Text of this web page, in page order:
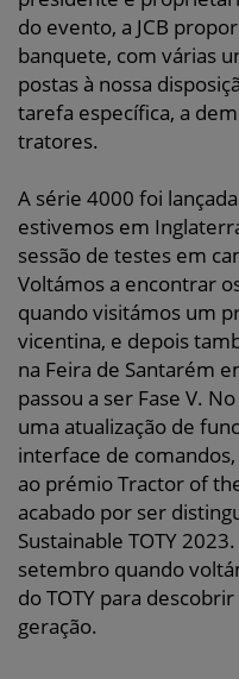
do evento, a JCB
banquete, com várias
postas à nossa
tarefa específica, a
tratores.
A série 4000 foi
estivemos em
sessão de testes em
Voltámos a encontrar
quando visitámos um
vicentina, e depois
na Feira de Santarém
passou a ser Fase V.
uma atualização de
interface de
ao prémio Tractor of
acabado por ser
Sustainable TOTY
setembro quando
do TOTY para
geração.